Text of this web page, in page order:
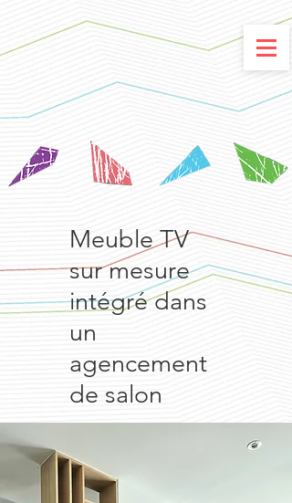
Meuble TV
sur mesure
intégré dans
un
agencement
de salon